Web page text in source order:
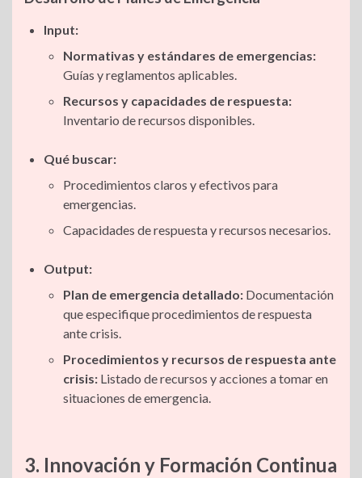
Input:
Normativas y estándares de emergencias:
Guías y reglamentos aplicables.
Recursos y capacidades de respuesta:
Inventario de recursos disponibles.
Qué buscar:
Procedimientos claros y efectivos para
emergencias.
Capacidades de respuesta y recursos necesarios.
Output:
Plan de emergencia detallado: Documentación
que especifique procedimientos de respuesta
ante crisis.
Procedimientos y recursos de respuesta ante
crisis: Listado de recursos y acciones a tomar en
situaciones de emergencia.
3. Innovación y Formación Continua